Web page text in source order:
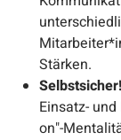
Stärken.
Selbstsicher!
Einsatz-
on"-